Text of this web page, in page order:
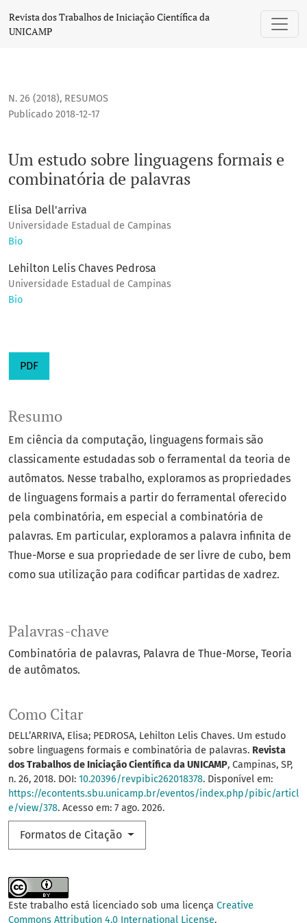
Um estudo sobre linguagens formais e combinatória de
Revista dos Trabalhos de Iniciação Científica da
UNICAMP
N. 26 (2018), RESUMOS
Um estudo sobre linguagens formais e
combinatória de palavras
Publicado 2018-12-17
Elisa Dell'arriva
Universidade Estadual de Campinas
Bio
Lehilton Lelis Chaves Pedrosa
Universidade Estadual de Campinas
Bio
PDF
Palavras-chave
Combinatória de palavras Palavra de Thue-Morse Teoria
de autômatos.
Como Citar
DELL’ARRIVA, Elisa; PEDROSA, Lehilton Lelis Chaves. Um estudo
sobre linguagens formais e combinatória de palavras. Revista
dos Trabalhos de Iniciação Científica da UNICAMP, Campinas, SP,
n. 26, 2018. DOI: 10.20396/revpibic262018378. Disponível em:
https://econtents.sbu.unicamp.br/eventos/index.php/pibic/articl
e/view/378. Acesso em: 7 ago. 2026.
Formatos de Citação
Resumo
Em ciência da computação, linguagens formais são
classicamente estudadas sob o ferramental da teoria de
autômatos. Nesse trabalho, exploramos as propriedades
de linguagens formais a partir do ferramental oferecido
pela combinatória, em especial a combinatória de
palavras. Em particular, exploramos a palavra infinita de
Thue-Morse e sua propriedade de ser livre de cubo, bem
como sua utilização para codificar partidas de xadrez.
Este trabalho está licenciado sob uma licença Creative
Commons Attribution 4.0 International License.